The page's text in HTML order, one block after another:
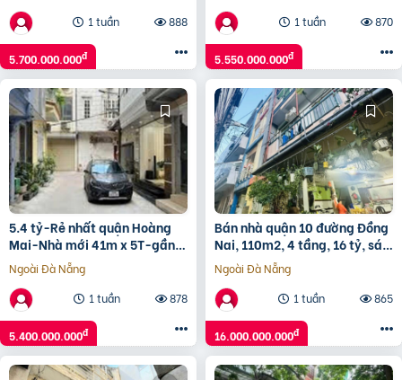
1 tuần
888
5.700.000.000đ
1 tuần
870
5.550.000.000đ
5.4 tỷ-Rẻ nhất quận Hoàng
Mai-Nhà mới 41m x 5T-gần
phố-gần ô tô-cực thoáng
sáng
Ngoài Đà Nẵng
1 tuần
878
5.400.000.000đ
Bán nhà quận 10 đường Đồng
Nai, 110m2, 4 tầng, 16 tỷ, sát
mặt tiền
Ngoài Đà Nẵng
1 tuần
865
16.000.000.000đ